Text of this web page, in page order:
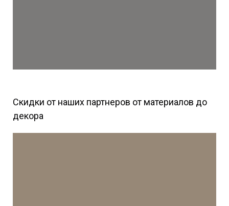
Скидки от наших партнеров от материалов до
декора